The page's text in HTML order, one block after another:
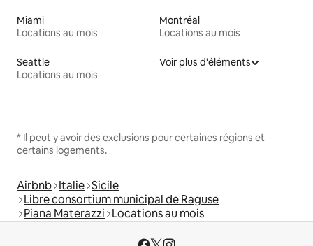
Miami
Locations au mois
Montréal
Locations au mois
Seattle
Locations au mois
Voir plus d'éléments
* Il peut y avoir des exclusions pour certaines régions et
certains logements.
Airbnb Italie Sicile
Libre consortium municipal de Raguse
Piana Materazzi Locations au mois